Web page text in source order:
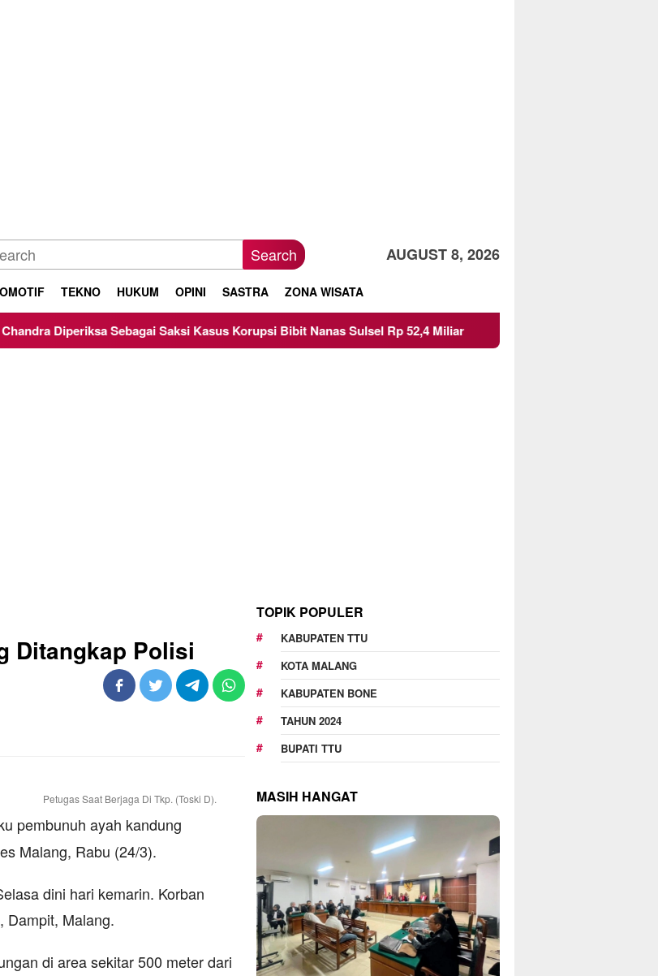
Search AUGUST 8, 2026
TEKNO HUKUM OPINI SASTRA ZONA WISATA
Sebagai Saksi Kasus Korupsi Bibit Nanas Sulsel Rp 52,4 Miliar Pemkot Malang Diingatkan Jangan
Ditangkap Polisi
Petugas Saat Berjaga Di Tkp. (Toski D).
pembunuh ayah kandung
Malang, Rabu (24/3).
dini hari kemarin. Korban
Dampit, Malang.
di area sekitar 500 meter dari
TOPIK POPULER
KABUPATEN TTU
KOTA MALANG
KABUPATEN BONE
TAHUN 2024
BUPATI TTU
MASIH HANGAT